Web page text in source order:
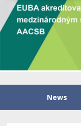
News